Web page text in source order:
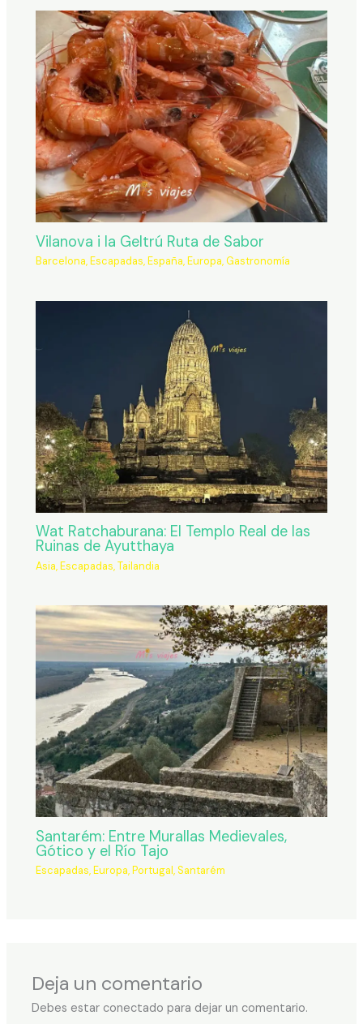
Vilanova i la Geltrú Ruta de Sabor
Barcelona,Escapadas,España,Europa,Gastronomía
Wat Ratchaburana: El Templo Real de las
Ruinas de Ayutthaya
Asia,Escapadas,Tailandia
Santarém: Entre Murallas Medievales,
Gótico y el Río Tajo
Escapadas,Europa,Portugal,Santarém
Deja un comentario
Debes estar conectado para dejar un comentario.